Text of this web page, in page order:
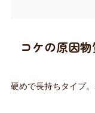
コケの原因
硬めで長持ちタイプ